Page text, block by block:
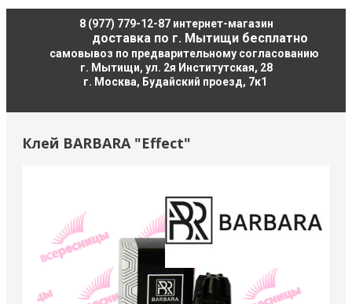
8 (977) 779-12-87интернет-магазин
доставка по г. Мытищи бесплатно
самовывоз по предварительному согласованию
г. Мытищи, ул. 2я Институтская, 28
г. Москва, Будайский проезд, 7к1
Клей BARBARA "Effect"